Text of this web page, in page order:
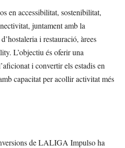
en accessibilitat, sostenibilitat,
juntament amb la
i restauració, àrees
L’objectiu és oferir una
i convertir els estadis en
capacitat per acollir activitat més
de LALIGA Impulso ha